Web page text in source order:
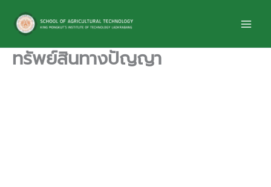
content
ทรัพย์สินทางปัญญา